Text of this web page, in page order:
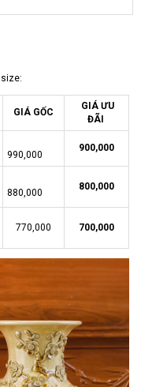
GIÁ GỐC
GIÁ ƯU
ĐÃI
990,000
900,000
880,000
800,000
770,000 700,000